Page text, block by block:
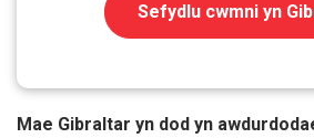
Sefydlu cwmni yn
Mae Gibraltar yn dod yn